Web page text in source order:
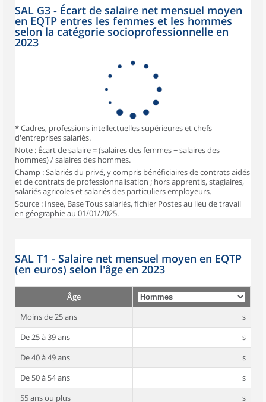
SAL G3 - Écart de salaire net mensuel moyen
en EQTP entres les femmes et les hommes
selon la catégorie socioprofessionnelle en
2023
* Cadres, professions intellectuelles supérieures et chefs
d'entreprises salariés.
Note : Écart de salaire = (salaires des femmes − salaires des
hommes) / salaires des hommes.
Champ : Salariés du privé, y compris bénéficiaires de contrats aidés
et de contrats de professionnalisation ; hors apprentis, stagiaires,
salariés agricoles et salariés des particuliers employeurs.
Source : Insee, Base Tous salariés, fichier Postes au lieu de travail
en géographie au 01/01/2025.
SAL T1 - Salaire net mensuel moyen en EQTP
(en euros) selon l'âge en 2023
Âge
Moins de 25 ans
s
De 25 à 39 ans
s
De 40 à 49 ans
s
De 50 à 54 ans
s
55 ans ou plus
s